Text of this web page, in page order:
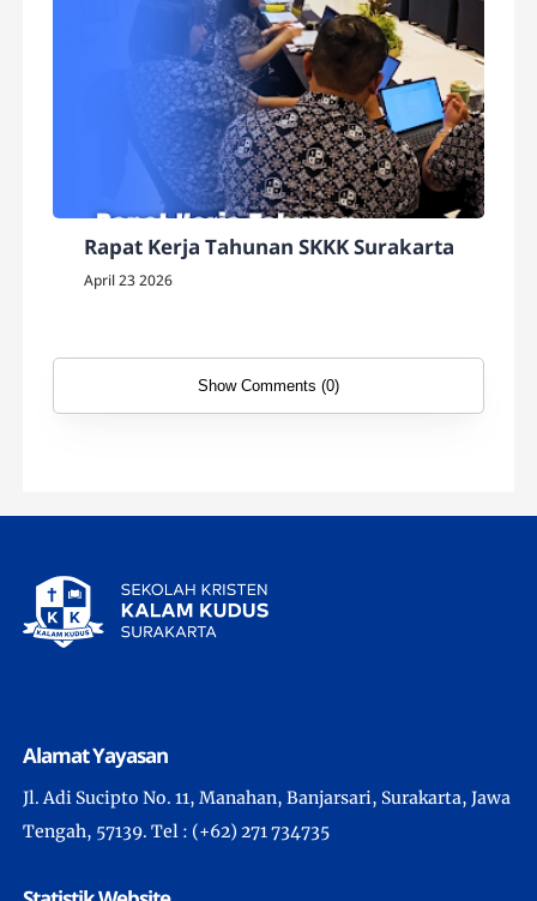
Rapat Kerja Tahunan SKKK Surakarta
April 23 2026
Show Comments (0)
Alamat Yayasan
Jl. Adi Sucipto No. 11, Manahan, Banjarsari, Surakarta, Jawa
Tengah, 57139. Tel : (+62) 271 734735